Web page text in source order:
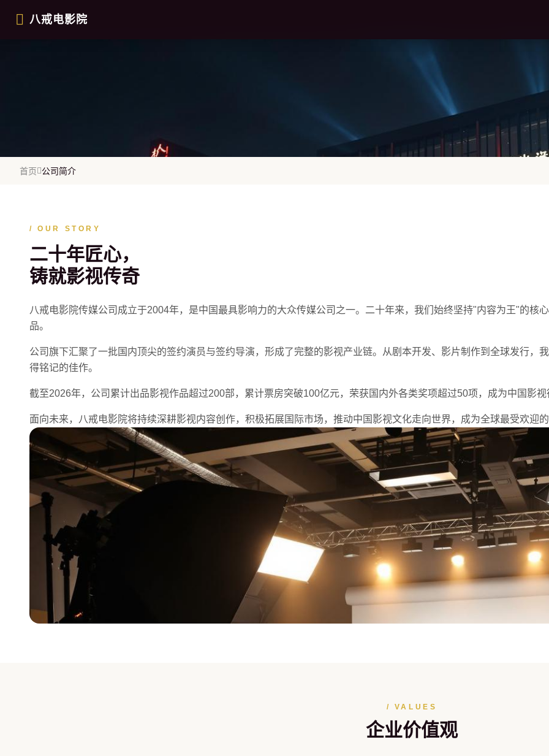
八戒电影院
首页 公司简介
/ OUR STORY
二十年匠心，
铸就影视传奇
八戒电影院传媒公司成立于2004年，是中国最具影响力的大众传媒公司之一。二十年来，我们始终坚持"内容为王"的核
品。
公司旗下汇聚了一批国内顶尖的签约演员与签约导演，形成了完整的影视产业链。从剧本开发、影片制作到全球发行，
得铭记的佳作。
截至2026年，公司累计出品影视作品超过200部，累计票房突破100亿元，荣获国内外各类奖项超过50项，成为中国影视
面向未来，八戒电影院将持续深耕影视内容创作，积极拓展国际市场，推动中国影视文化走向世界，成为全球最受欢迎的
/ VALUES
企业价值观